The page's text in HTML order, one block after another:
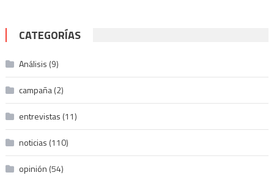
CATEGORÍAS
Análisis (9)
campaña(2)
entrevistas (11)
noticias (110)
opinión (54)